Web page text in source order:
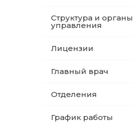
Структура и органы
управления
Лицензии
Главный врач
Отделения
График работы